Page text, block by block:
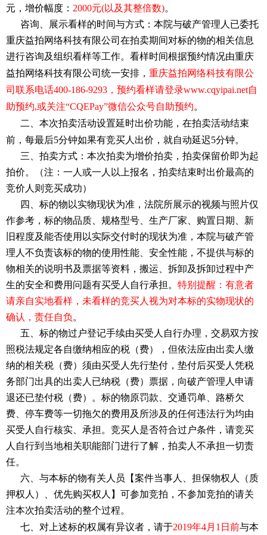
元，增价幅度： 2000元(以及其整倍数)。
咨询、展示看样的时间与方式：本院与破产管理人已委托
重庆益拍网络科技有限公司在拍卖期间对标的物的相关信息
进行咨询及组织看样等工作。看样时间根据预约情况由重庆
益拍网络科技有限公司统一安排， 重庆益拍网络科技有限公
司联系电话400-186-9293，预约看样请登录www.cqyipai.net自
助预约,或关注“CQEPay”微信公众号自助预约。
二、本次拍卖活动设置延时出价功能，在拍卖活动结束
前，每最后5分钟如果有竞买人出价，就自动延迟5分钟。
三、拍卖方式：本次拍卖为增价拍卖，拍卖保留价即为起
拍价。（注：一人或一人以上报名，拍卖结束时出价最高的
竞价人则竞买成功）
四、标的物以实物现状为准，法院所展示的视频与照片仅
作参考，标的物品质、规格型号、生产厂家、购置日期、新
旧程度及能否使用以实际交付时的现状为准，本院与破产管
理人不负责该标的物的使用性能、安全性能，不提供与标的
物相关的说明书及票据等资料，搬运、拆卸及拆卸过程中产
生的安全和费用问题有买受人自行承担。 特别提醒：有意者
请亲自实地看样，未看样的竞买人视为对本标的实物现状的
确认，责任自负。
五、标的物过户登记手续由买受人自行办理，交易双方按
照税法规定各自缴纳相应的税（费），但依法应由出卖人缴
纳的相关税（费）须由买受人先行垫付，垫付后买受人凭税
务部门出具的出卖人已纳税（费）票据，向破产管理人申请
退还已垫付税（费）。标的物原罚款、交通罚单、路桥欠
费、停车费等一切拖欠的费用及所涉及的任何违法行为均由
买受人自行核实、承担。竞买人是否符合过户条件，请竞买
人自行到当地相关职能部门进行了解，拍卖人不承担一切责
任。
六、与本标的物有关人员【案件当事人、担保物权人（质
押权人）、优先购买权人】可参加竞拍，不参加竞拍的请关
注本次拍卖活动的整个过程。
七、对上述标的权属有异议者，请于2019年4月 1 日前与本